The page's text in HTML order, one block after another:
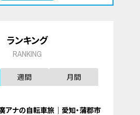
ランキング
RANKING
週間 月間
アナの自転車旅｜愛知・蒲郡市